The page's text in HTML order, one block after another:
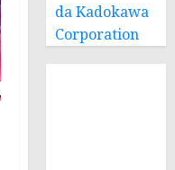
da Kadokawa
Corporation